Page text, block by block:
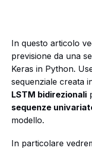
In questo articolo
previsione da una
Keras in Python.
sequenziale creata
LSTM bidirezionali
sequenze
modello.
In particolare